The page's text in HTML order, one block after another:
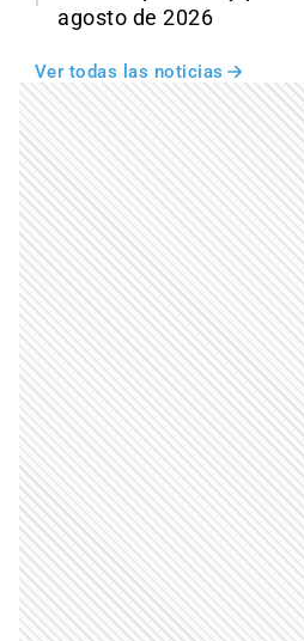
agosto de 2026
Ver todas las noticias